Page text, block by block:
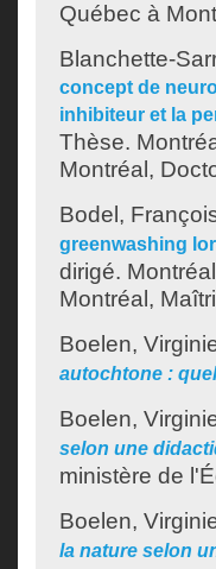
Québec à
Blanchette-
concept de
inhibiteur et la
Thèse.
Montréal,
Bodel,
greenwashing
dirigé.
Montréal,
Boelen,
autochtone :
Boelen,
selon une
ministère de
Boelen,
la nature selon